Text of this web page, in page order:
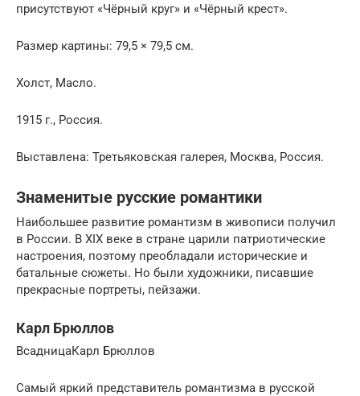
присутствуют «Чёрный круг» и «Чёрный крест».
Размер картины: 79,5 × 79,5 см.
Холст, Масло.
1915 г., Россия.
Выставлена: Третьяковская галерея, Москва, Россия.
Знаменитые русские романтики
Наибольшее развитие романтизм в живописи получил
в России. В XIX веке в стране царили патриотические
настроения, поэтому преобладали исторические и
батальные сюжеты. Но были художники, писавшие
прекрасные портреты, пейзажи.
Карл Брюллов
ВсадницаКарл Брюллов
Самый яркий представитель романтизма в русской